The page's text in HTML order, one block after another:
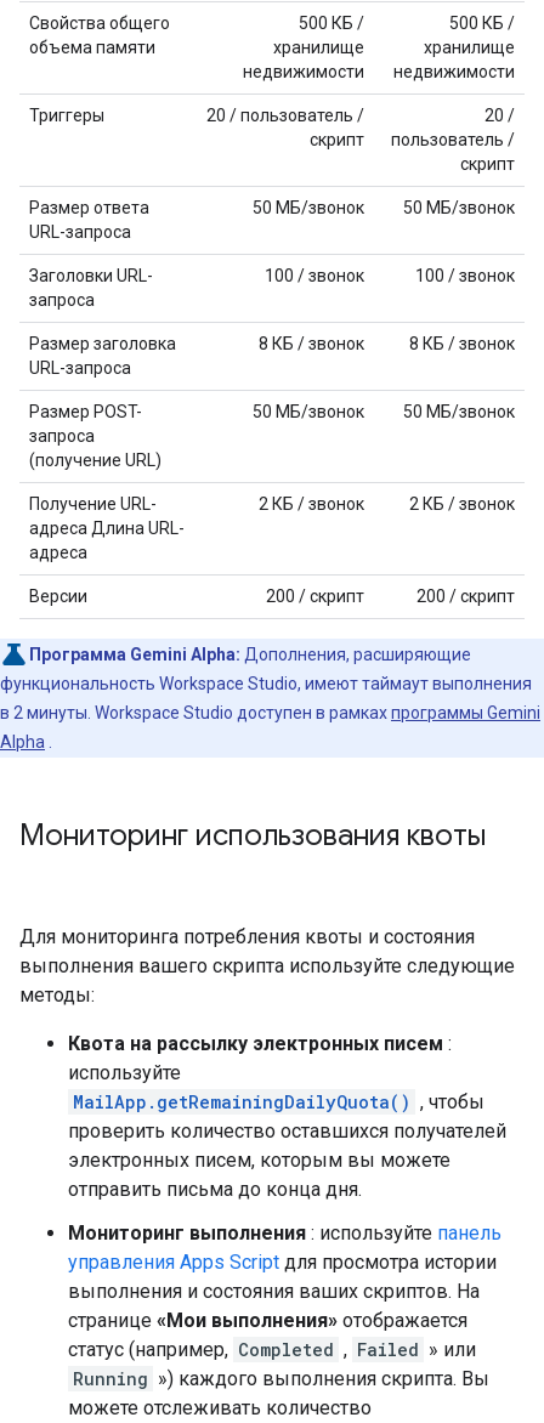
Свойства общего
объема памяти
500 КБ /
хранилище
недвижимости
500 КБ /
хранилище
недвижимости
Триггеры
20 / пользователь /
скрипт
20 /
пользователь /
скрипт
Размер ответа
URL-запроса
50 МБ/звонок 50 МБ/звонок
Заголовки URL-
запроса
100 / звонок 100 / звонок
Размер заголовка
URL-запроса
8 КБ / звонок 8 КБ / звонок
Размер POST-
запроса
(получение URL)
50 МБ/звонок 50 МБ/звонок
Получение URL-
адреса Длина URL-
адреса
2 КБ / звонок 2 КБ / звонок
Версии 200 / скрипт 200 / скрипт
Программа Gemini Alpha: Дополнения, расширяющие
функциональность Workspace Studio, имеют таймаут выполнения
в 2 минуты. Workspace Studio доступен в рамкахпрограммы Gemini
Alpha
Мониторинг использования квоты
Для мониторинга потребления квоты и состояния
выполнения вашего скрипта используйте следующие
методы:
Квота на рассылку электронных писем :
используйте
MailApp.getRemainingDailyQuota() , чтобы
проверить количество оставшихся получателей
электронных писем, которым вы можете
отправить письма до конца дня.
Мониторинг выполнения : используйте панель
управления Apps Script для просмотра истории
выполнения и состояния ваших скриптов. На
странице «Мои выполнения» отображается
статус (например, Completed , Failed » или
Running ») каждого выполнения скрипта. Вы
можете отслеживать количество